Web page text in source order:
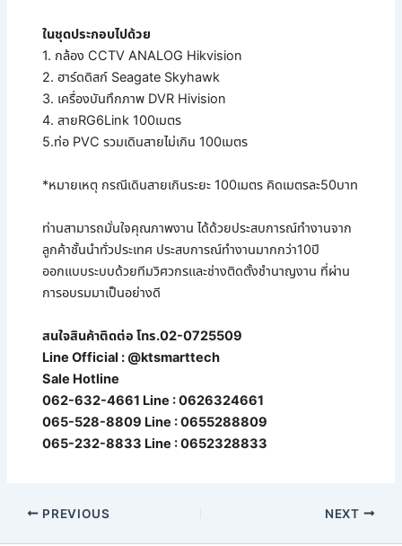
ในชุดประกอบไปด้วย
1. กล้อง CCTV ANALOG Hikvision
2. ฮาร์ดดิสก์ Seagate Skyhawk
3. เครื่องบันทึกภาพ DVR Hivision
4. สายRG6Link 100เมตร
5.ท่อ PVC รวมเดินสายไม่เกิน 100เมตร
*หมายเหตุ กรณีเดินสายเกินระยะ 100เมตร คิดเมตรละ50บาท
ท่านสามารถมั่นใจคุณภาพงาน ได้ด้วยประสบการณ์ทำงานจาก
ลูกค้าชั้นนำทั่วประเทศ ประสบการณ์ทำงานมากกว่า10ปี
ออกแบบระบบด้วยทีมวิศวกรและช่างติดตั้งชำนาญงาน ที่ผ่าน
การอบรมมาเป็นอย่างดี
สนใจสินค้าติดต่อ โทร.02-0725509
Line Official : @ktsmarttech
Sale Hotline
062-632-4661 Line : 0626324661
065-528-8809 Line : 0655288809
065-232-8833 Line : 0652328833
PREVIOUS NEXT